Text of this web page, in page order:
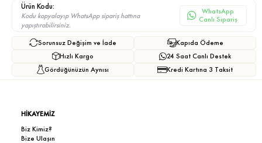
Ürün Kodu:
Kodu kopyalayıp WhatsApp sipariş hattına
yapıştırabilirsiniz.
WhatsApp
Canlı Sipariş
Sorunsuz Değişim ve İade
Hızlı Kargo
Gördüğünüzün Aynısı
Kapıda Ödeme
24 Saat Canlı Destek
Kredi Kartına 3 Taksit
HİKAYEMİZ
Biz Kimiz?
Bize Ulaşın